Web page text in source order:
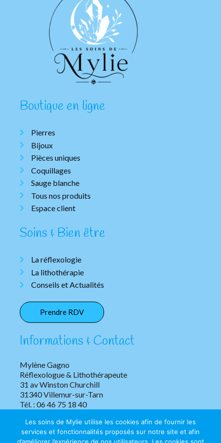
Boutique en ligne
Pierres
Bijoux
Pièces uniques
Coquillages
Sauge blanche
Tous nos produits
Espace client
Soins & Bien être
La réflexologie
La lithothérapie
Conseils et Actualités
Prendre RDV
Informations & Contact
Mylène Gagno
Réflexologue & Lithothérapeute
31 av Winston Churchill
31340 Villemur-sur-Tarn
Tél. : 06 46 75 18 40
Les soins de Mylie utilise les cookies afin de fournir les
services et fonctionnalités proposés sur notre site et afin